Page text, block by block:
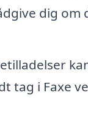
dig om
tag i Faxe